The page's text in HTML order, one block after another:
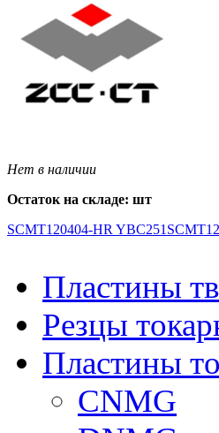
Нет в наличии
Остаток на складе: шт
SCMT120404-HR YBC251
Пластины
Резцы
Пластины
CNMG